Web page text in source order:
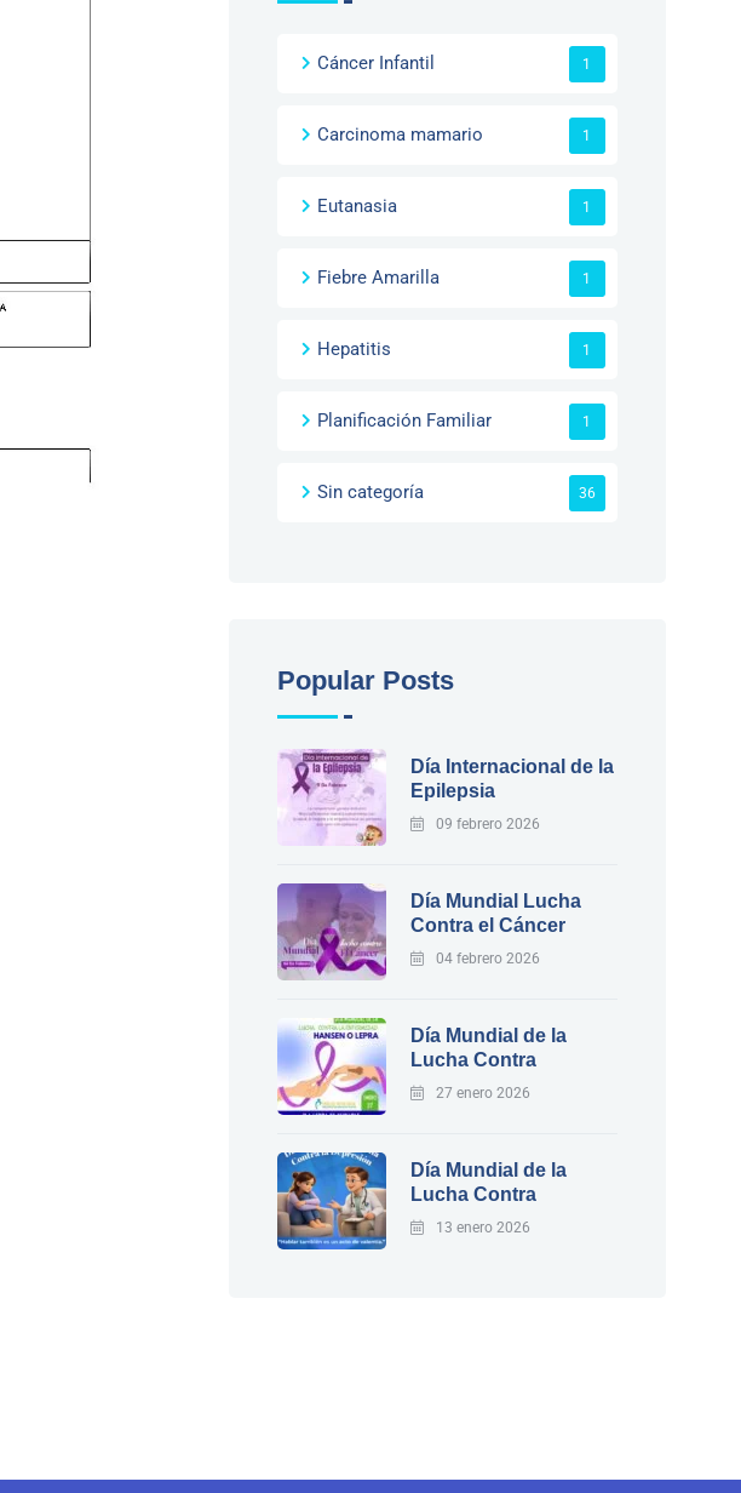
Cáncer Infantil 1
Carcinoma mamario 1
Eutanasia 1
Fiebre Amarilla 1
Hepatitis 1
Planificación Familiar 1
Sin categoría 36
Popular Posts
Día Internacional de la
Epilepsia
09 febrero 2026
Día Mundial Lucha
Contra el Cáncer
04 febrero 2026
Día Mundial de la
Lucha Contra
27 enero 2026
Día Mundial de la
Lucha Contra
13 enero 2026